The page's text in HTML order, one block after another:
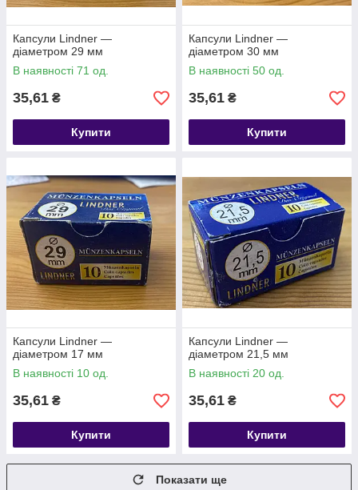
Капсули Lindner —
діаметром 29 мм
В наявності 71 од.
35,61 ₴
Купити
Капсули Lindner —
діаметром 30 мм
В наявності 50 од.
35,61 ₴
Купити
Капсули Lindner —
діаметром 17 мм
В наявності 10 од.
35,61 ₴
Купити
Капсули Lindner —
діаметром 21,5 мм
В наявності 20 од.
35,61 ₴
Купити
Показати ще